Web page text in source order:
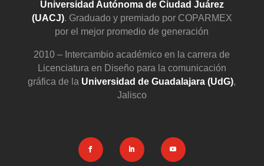
Universidad Autónoma de Ciudad Juárez
(UACJ). Graduado y premiado por COPARMEX
por el mejor promedio de generación
2010 – Intercambio académico en la carrera de
Licenciatura en Diseño para la comunicación
gráfica de la Universidad de Guadalajara (UdG),
Jalisco